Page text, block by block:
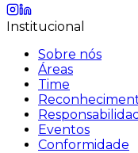
Institucional
Sobre nós
Áreas
Time
Eventos
Conformidade